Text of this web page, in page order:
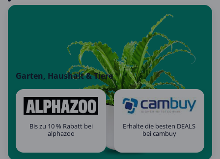
Garten, Haushalt & Tiere
Bis zu 10 % Rabatt bei
alphazoo
Erhalte die besten DEALS
bei cambuy